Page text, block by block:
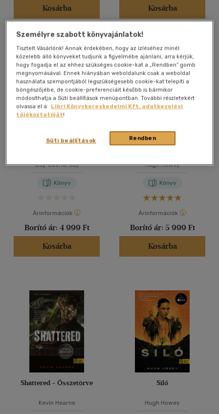
(5)
(43)
Alkalmaz
Kosárba
Kosárba
A világ összes tengere
Guy Gavriel Kay
Könyv
Árinformációk
Borító ár: 4 999 Ft
Kosárba
Műszak
Hugh Howey
Könyv
Árinformációk
Borító ár: 5 999 Ft
Kosárba
Shattered - Összetörve
Kevin Hearne
Siló
Hugh Howey
Személyre szabott könyvajánlatok!
Tisztelt Vásárlónk! Annak érdekében, hogy az ízléséhez minél
közelebb álló könyveket tudjunk a figyelmébe ajánlani, arra kérjük,
hogy fogadja el az ehhez szükséges cookie-kat a „Rendben” gomb
megnyomásával. Ennek hiányában weboldalunk csak a weboldal
használata szempontjából legszükségesebb cookie-kat telepíti a
böngészőjébe, de cookie-preferenciáit később is bármikor
módosíthatja a Süti beállítások menüpontban. További részletekért
olvassa el a
Libri Könyvkereskedelmi Kft. adatkezelési
tájékoztatóját!
Rendben
Süti beállítások